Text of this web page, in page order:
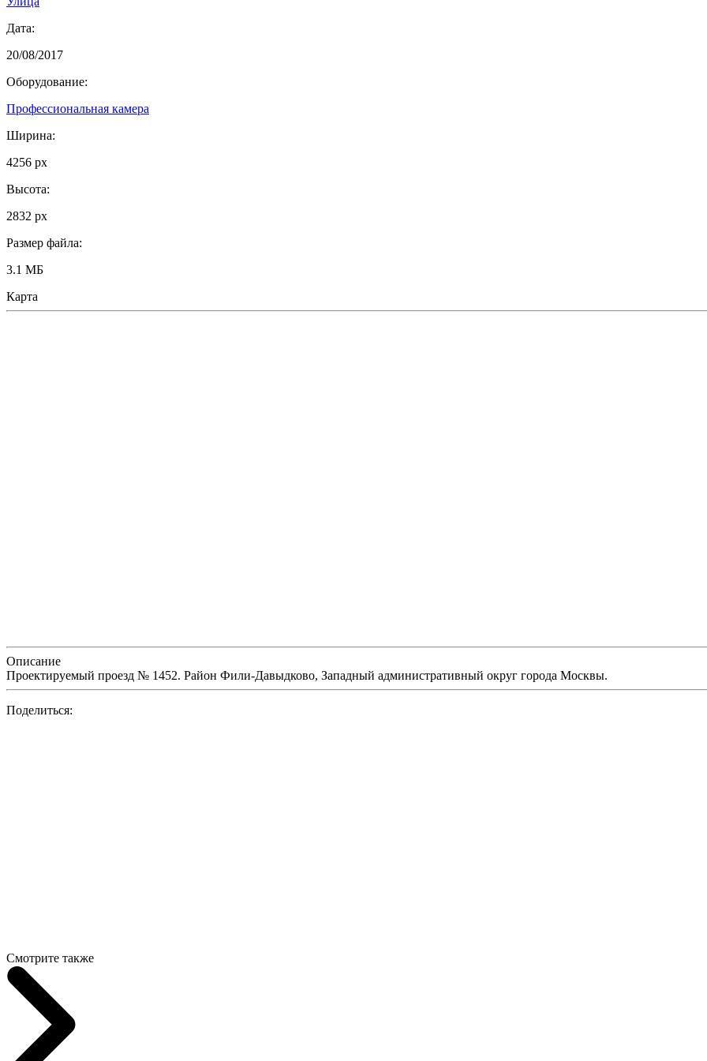
Дата:
20/08/2017
Оборудование:
Профессиональная камера
Ширина:
4256 px
Высота:
2832 px
Размер файла:
3.1 МБ
Карта
Описание
Проектируемый проезд № 1452. Район Фили-Давыдково, Западный административный округ города Москвы.
Поделиться:
Смотрите также